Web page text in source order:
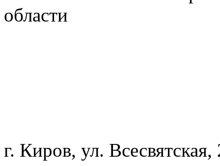
области
г. Киров, ул. Всесвятская,